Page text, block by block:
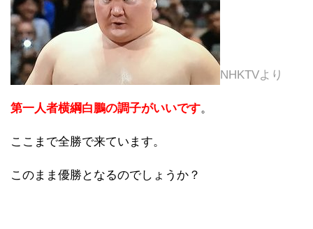
NHKTVより
第一人者横綱白鵬の調子がいいです。
ここまで全勝で来ています。
このまま優勝となるのでしょうか？